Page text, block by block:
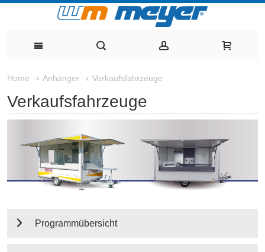
Home Anhänger Verkaufsfahrzeuge
Verkaufsfahrzeuge
Programmübersicht